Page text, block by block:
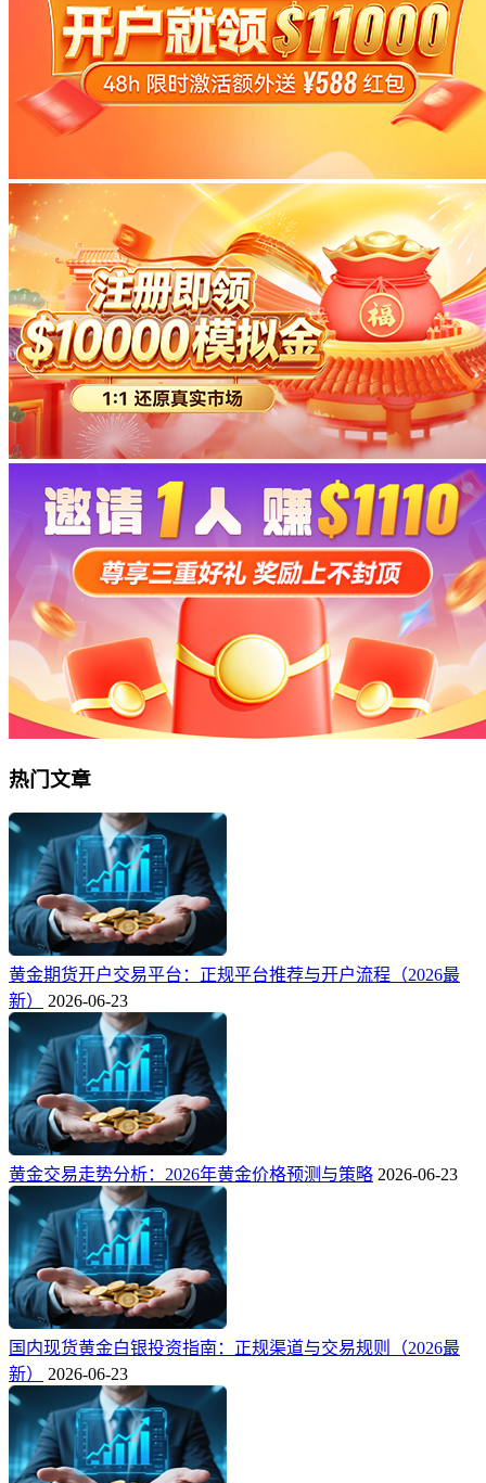
热门文章
黄金期货开户交易平台：正规平台推荐与开户流程（2026最
新）
2026-06-23
黄金交易走势分析：2026年黄金价格预测与策略 2026-06-23
国内现货黄金白银投资指南：正规渠道与交易规则（2026最
新）
2026-06-23